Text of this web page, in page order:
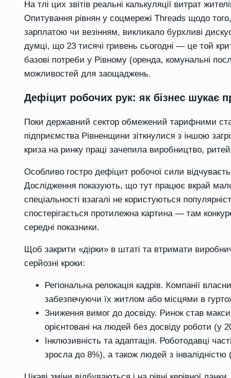
На тлі цих звітів реальні калькуляції витрат
Опитування рівнян у соцмережі Threads щодо
зарплатою чи везінням, викликало бурхливі
думці, що 23 тисячі гривень сьогодні — це той
базові потреби у Рівному (оренда, комунальні
можливостей для заощаджень.
Дефіцит робочих рук: як бізнес шукає
Поки державний сектор обмежений тарифними
підприємства Рівненщини зіткнулися з іншою
криза на ринку праці зачепила виробництво,
Особливо гостро дефіцит робочої сили
Дослідження показують, що тут працює вкрай
спеціальності взагалі не користуються
спостерігається протилежна картина — там
середні показники.
Щоб закрити «дірки» в штаті та втримати
серйозні кроки:
Регіональна релокація кадрів. Компанії
забезпечуючи їх житлом або місцями в
Зниження вимог до досвіду. Ринок став
орієнтовані на людей без досвіду роботи (у
Інклюзивність та адаптація. Роботодавці
зросла до 8%), а також людей з інвалідністю